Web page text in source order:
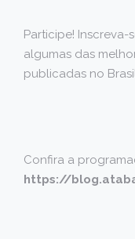
Participe! Inscreva-
algumas das
publicadas no Brasil.
Confira a
https://